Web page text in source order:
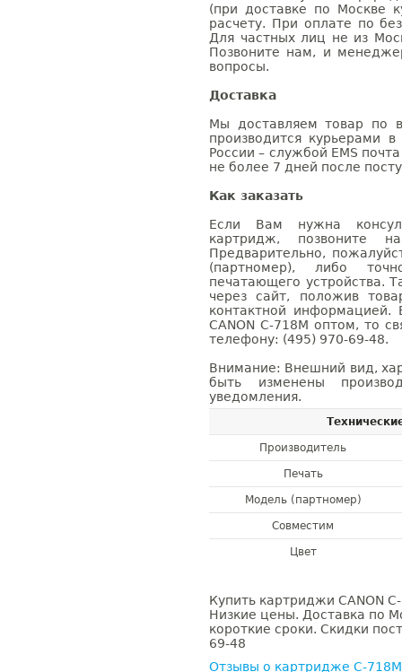
(при доставке по Москве
расчету. При оплате по
Для частных лиц не из
Позвоните нам, и
вопросы.
Доставка
Мы доставляем товар по
производится курьерами
России – службой EMS
не более 7 дней после
Как заказать
Если Вам нужна
картридж, позвоните
Предварительно,
(партномер), либо
печатающего устройства.
через сайт, положив
контактной информацией.
CANON C-718M оптом, то
телефону: (495) 970-69-48.
Внимание: Внешний вид,
быть изменены
уведомления.
Производитель
Печать
Модель (партномер)
Совместим
Цвет
Купить картриджи CANON
Низкие цены. Доставка по
короткие сроки. Скидки
69-48
Отзывы о картридже C-718M